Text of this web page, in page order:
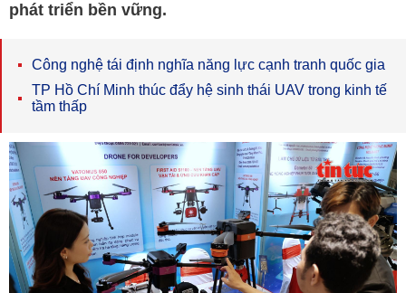
phát triển bền vững.
Công nghệ tái định nghĩa năng lực cạnh tranh quốc gia
TP Hồ Chí Minh thúc đẩy hệ sinh thái UAV trong kinh tế
tầm thấp